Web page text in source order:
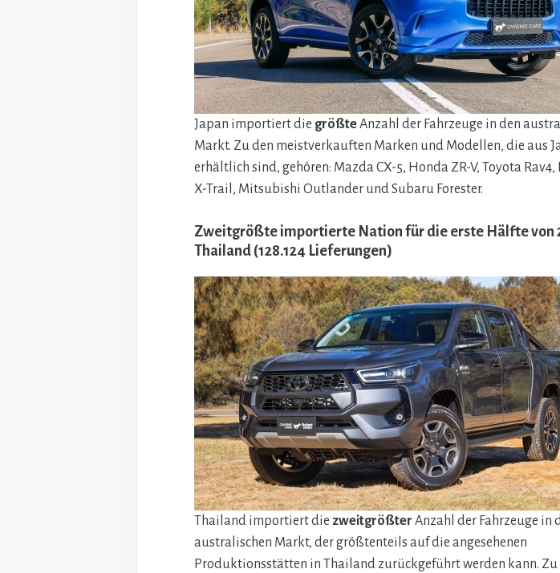
Japan importiert die größteAnzahl der Fahrzeuge in den
Markt. Zu den meistverkauften Marken und Modellen, die aus
erhältlich sind, gehören: Mazda CX-5, Honda ZR-V, Toyota Rav4,
X-Trail, Mitsubishi Outlander und Subaru Forester.
Zweitgrößte importierte Nation für die erste Hälfte von
Thailand (128.124 Lieferungen)
Thailand importiert die zweitgrößter Anzahl der Fahrzeuge in
australischen Markt, der größtenteils auf die angesehenen
Produktionsstätten in Thailand zurückgeführt werden kann. Zu